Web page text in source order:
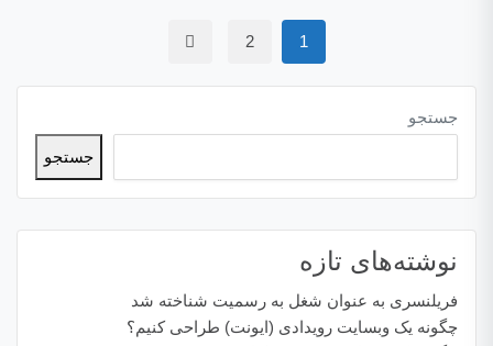
1
2
جستجو
جستجو
نوشته‌های تازه
فریلنسری به عنوان شغل به رسمیت شناخته شد
چگونه یک وبسایت رویدادی (ایونت) طراحی کنیم؟